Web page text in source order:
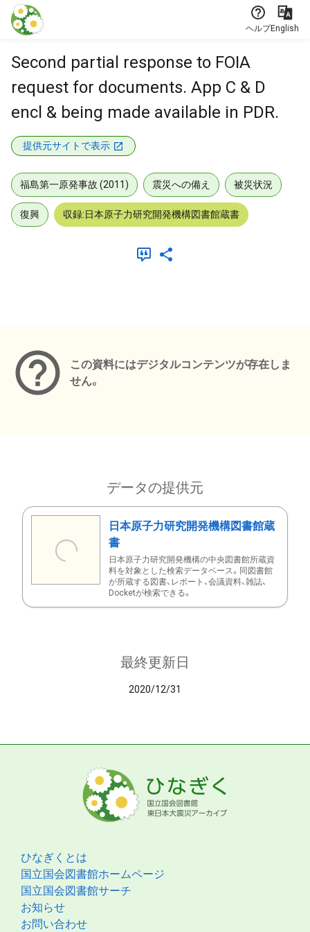
本文に飛ぶ
ヘルプEnglish
Second partial response to FOIA
request for documents. App C & D
encl & being made available in PDR.
提供元サイトで表示
福島第一原発事故 (2011) 震災への備え 被災状況
復興 収録:日本原子力研究開発機構図書館蔵書
この資料にはデジタルコンテンツが存在しま
せん。
データの提供元
日本原子力研究開発機構図書館蔵
書
日本原子力研究開発機構の中央図書館所蔵資
料を対象とした検索データベース。同図書館
が所蔵する図書、レポート、会議資料、雑誌、
Docketが検索できる。
最終更新日
2020/12/31
ひなぎくとは
国立国会図書館ホームページ
国立国会図書館サーチ
お知らせ
お問い合わせ